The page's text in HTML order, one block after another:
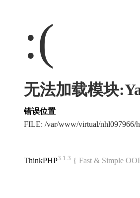
:(
无法加载模块
错误位置
FILE: /var/www/virtual/
ThinkPHP3.1.3 { Fast & Simple